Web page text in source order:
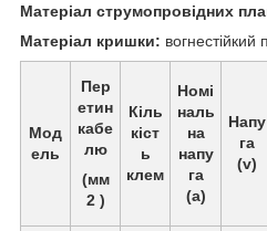
Матеріал струмопровідних
Матеріал кришки:
Мод
ель
Пер
етин
кабе
лю
(мм
2 )
Кіль
кіст
ь
клем
Номі
наль
на
напу
га
(a)
Напу
га
(v)